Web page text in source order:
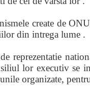
create de
din intrega lume .
reprezentatie
lor executiv se
organizate,